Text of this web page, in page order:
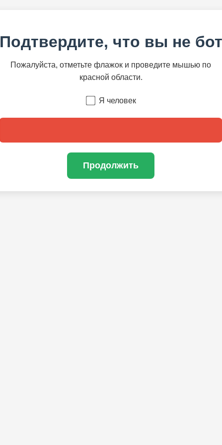
Подтвердите, что вы не бот
Пожалуйста, отметьте флажок и проведите мышью по
красной области.
Я человек
Продолжить